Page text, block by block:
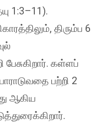
1:3–11).
திரும்ப 6
கள்ளப்
பற்றி 2
ஆகிய